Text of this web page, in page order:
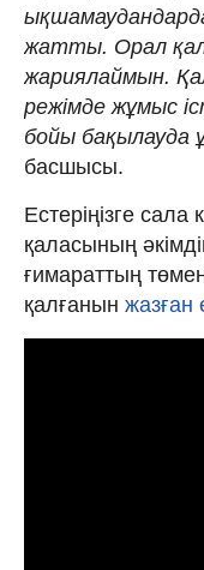
жатты. Орал
жариялаймын.
режімде жұмыс
бойы бақылауда
басшысы.
Естеріңізге сала
қаласының
ғимараттың
қалғанын жазған